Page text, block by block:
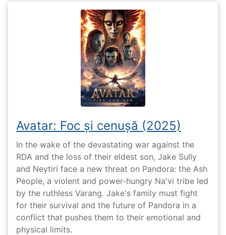
Avatar: Foc și cenușă (2025)
In the wake of the devastating war against the
RDA and the loss of their eldest son, Jake Sully
and Neytiri face a new threat on Pandora: the Ash
People, a violent and power-hungry Na'vi tribe led
by the ruthless Varang. Jake's family must fight
for their survival and the future of Pandora in a
conflict that pushes them to their emotional and
physical limits.